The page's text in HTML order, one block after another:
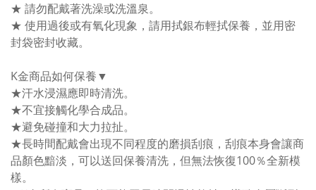
★ 請勿配戴著洗澡或洗溫泉。
★ 使用過後或有氧化現象，請用拭銀布輕拭保養，並用密
封袋密封收藏。
K金商品如何保養▼
★汗水浸濕應即時清洗。
★不宜接觸化學合成品。
★避免碰撞和大力拉扯。
★長時間配戴會出現不同程度的磨損刮痕，刮痕本身會讓商
品顏色黯淡，可以送回保養清洗，但無法恢復100％全新模
樣。